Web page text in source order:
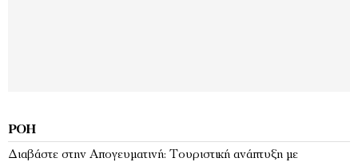
ΡΟΉ
Διαβάστε στην Απογευματινή: Τουριστική ανάπτυξη με